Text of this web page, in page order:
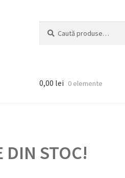
după:
0,00 lei 0 elemente
DIN STOC!